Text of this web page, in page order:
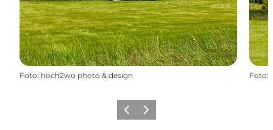
Foto: hoch2wo photo & design Foto:
ForrigeNæste